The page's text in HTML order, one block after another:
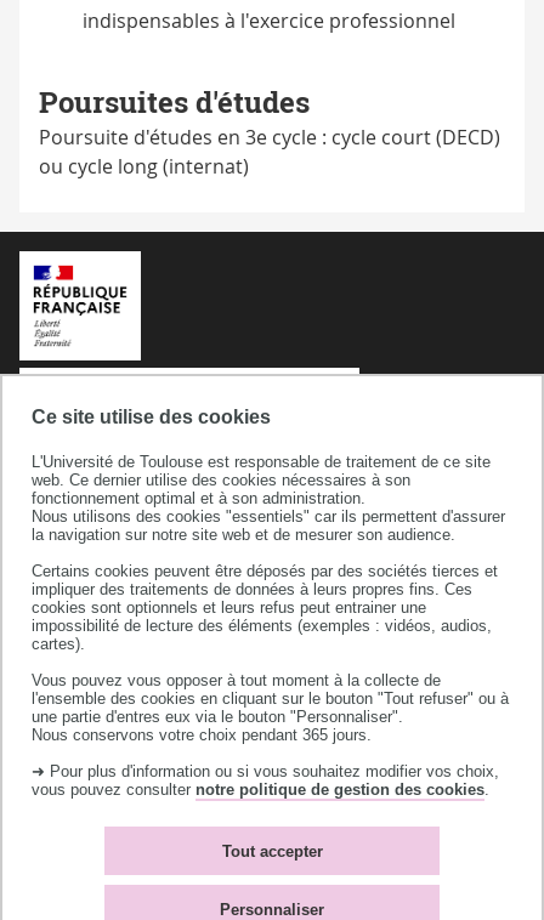
Ce site utilise des cookies
L'Université de Toulouse est responsable de traitement de ce site
web. Ce dernier utilise des cookies nécessaires à son
fonctionnement optimal et à son administration.
Nous utilisons des cookies "essentiels" car ils permettent d'assurer
la navigation sur notre site web et de mesurer son audience.
Certains cookies peuvent être déposés par des sociétés tierces et
impliquer des traitements de données à leurs propres fins. Ces
cookies sont optionnels et leurs refus peut entrainer une
impossibilité de lecture des éléments (exemples : vidéos, audios,
cartes).
Vous pouvez vous opposer à tout moment à la collecte de
l'ensemble des cookies en cliquant sur le bouton "Tout refuser" ou à
une partie d'entres eux via le bouton "Personnaliser".
Nous conservons votre choix pendant 365 jours.
➜ Pour plus d'information ou si vous souhaitez modifier vos choix,
vous pouvez consulter notre politique de gestion des cookies
Tout accepter
Personnaliser
indispensables à l'exercice professionnel
Poursuites d'études
Poursuite d'études en 3e cycle : cycle court (DECD)
ou cycle long (internat)
Université de Toulouse
118 route de Narbonne
31062 TOULOUSE CEDEX 9
téléphone +33 (0)5 61 55 66 11
L'université recrute
Plan du site
Mentions légales
Témoins de connexion